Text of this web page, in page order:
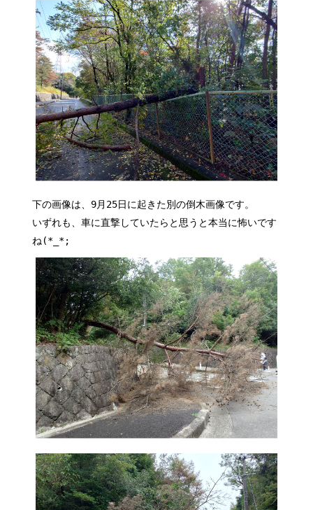
下の画像は、9月25日に起きた別の倒木画像です。
いずれも、車に直撃していたらと思うと本当に怖いです
ね(*_*;